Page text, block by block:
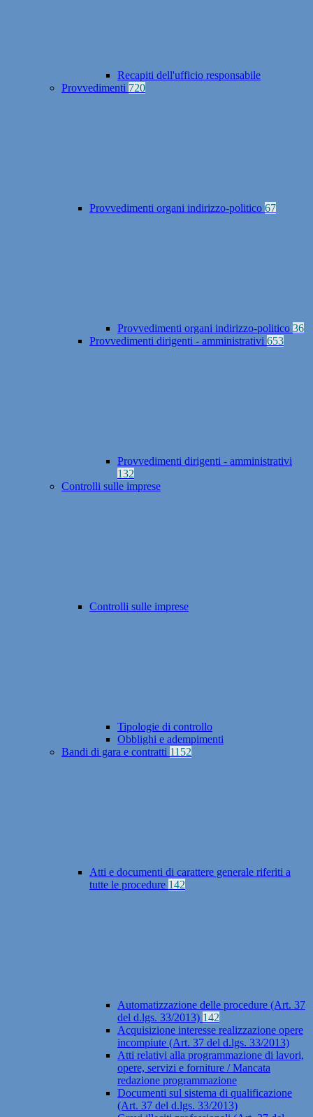
Recapiti dell'ufficio responsabile
Provvedimenti 720
Provvedimenti organi indirizzo-politico 67
Provvedimenti organi indirizzo-politico 36
Provvedimenti dirigenti - amministrativi 653
Provvedimenti dirigenti - amministrativi
132
Controlli sulle imprese
Controlli sulle imprese
Tipologie di controllo
Obblighi e adempimenti
Bandi di gara e contratti 1152
Atti e documenti di carattere generale riferiti a
tutte le procedure 142
Automatizzazione delle procedure (Art. 37
del d.lgs. 33/2013) 142
Acquisizione interesse realizzazione opere
incompiute (Art. 37 del d.lgs. 33/2013)
Atti relativi alla programmazione di lavori,
opere, servizi e forniture / Mancata
redazione programmazione
Documenti sul sistema di qualificazione
(Art. 37 del d.lgs. 33/2013)